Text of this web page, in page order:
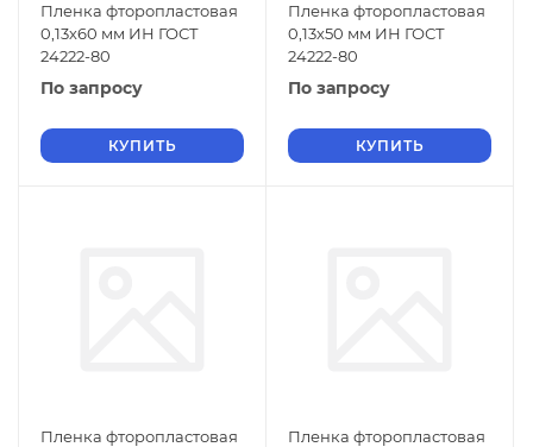
Пленка фторопластовая
0,13х60 мм ИН ГОСТ
24222-80
По запросу
КУПИТЬ
Пленка фторопластовая
0,13х50 мм ИН ГОСТ
24222-80
По запросу
КУПИТЬ
Пленка фторопластовая
Пленка фторопластовая